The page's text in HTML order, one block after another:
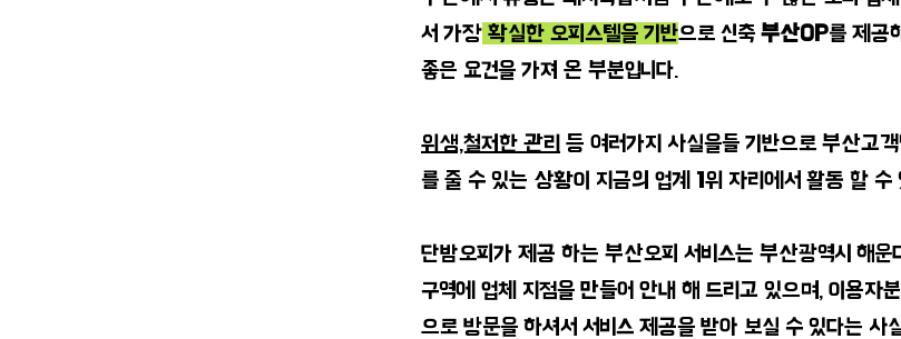
서 가장 확실한 오피스텔을 기반으로 신축 부산OP를 제공
좋은 요건을 가져 온 부분입니다.
위생,철저한 관리 등 여러가지 사실을들 기반으로 부산고
를 줄 수 있는 상황이 지금의 업계 1위 자리에서 활동 할 수
단밤오피가 제공 하는 부산오피 서비스는 부산광역시 해운
구역에 업체 지점을 만들어 안내 해 드리고 있으며, 이용자
으로 방문을 하셔서 서비스 제공을 받아 보실 수 있다는 사